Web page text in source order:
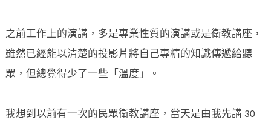
之前工作上的演講，多是專業性質的演講或是衛教講座，
雖然已經能以清楚的投影片將自己專精的知識傳遞給聽
眾，但總覺得少了一些「溫度」。
我想到以前有一次的民眾衛教講座，當天是由我先講 30